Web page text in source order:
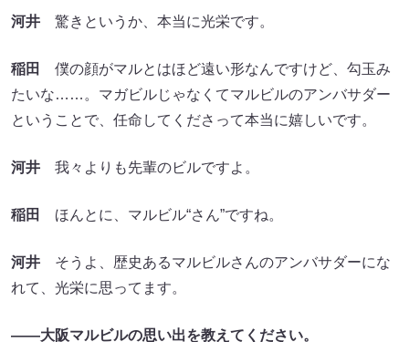
河井 驚きというか、本当に光栄です。
稲田
僕の顔がマルとはほど遠い形なんですけど、勾玉み
たいな……。マガビルじゃなくてマルビルのアンバサダー
ということで、任命してくださって本当に嬉しいです。
河井 我々よりも先輩のビルですよ。
稲田 ほんとに、マルビル“さん”ですね。
河井 そうよ、歴史あるマルビルさんのアンバサダーにな
れて、光栄に思ってます。
――大阪マルビルの思い出を教えてください。